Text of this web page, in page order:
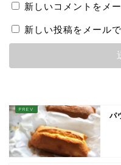
新しいコメントをメ
新しい投稿をメール
パ